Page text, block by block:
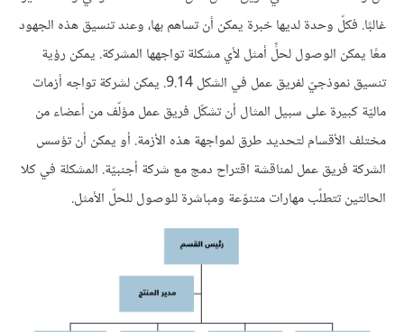
غالبًا. فكلّ وحدة لديها خبرة يمكن أن تساهم بها، وعند تنسيق هذه الجهود
معًا يمكن الوصول لحلٍّ أمثل لأي مشكلة تواجهها المشركة. يمكن رؤية
تنسيق نموذجيّ لفريق عمل في الشكل 9.14. يمكن لشركة تواجه أزمات
ماليّة كبيرة على سبيل المثال أن تشكّل فريق عمل مؤلّف من أعضاء من
مختلف الأقسام لتحديد طرق لمواجهة هذه الأزمة. أو يمكن أن تؤسس
الشركة فريق عمل لمناقشة اقتراح دمج مع شركة أجنبيّة. المشكلة في كلا
الحالتين تتطلّب مهارات متنوّعة ومباشرة للوصول للحلّ الأمثل.